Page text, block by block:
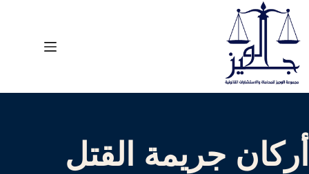
التجاوز
إلى
المحتوى
أركان جريمة القتل